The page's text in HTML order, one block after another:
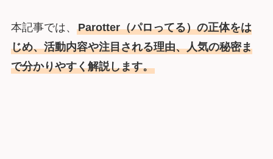
本記事では、 Parotter（パロってる）の正体をは
じめ、活動内容や注目される理由、人気の秘密ま
で分かりやすく解説します。